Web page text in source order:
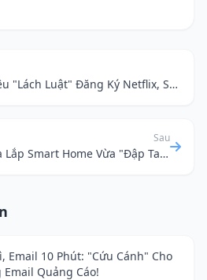
Email Tạm Thời: Chiêu "Lách Luật" Đăng Ký Netflix, Spotify Mà Không Lo Lộ Thông Tin
Sau
Cứu Tinh Hộp Thư: Vừa Lắp Smart Home Vừa "Đập Tan" Email Rác!
Email 10 Phút: "Cứu Cánh" Cho
Email Quảng Cáo!